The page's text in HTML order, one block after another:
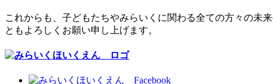
これからも、子どもたちやみらいくに関わる全ての方々の未
ともよろしくお願い申し上げます。